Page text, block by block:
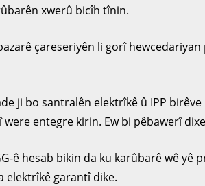
xwerû bicîh tînin.
çareseriyên li gorî
ji bo santralên elektrîkê û IPP
were entegre kirin. Ew bi pêbawerî
ê hesab bikin da ku karûbarê wê
elektrîkê garantî dike.